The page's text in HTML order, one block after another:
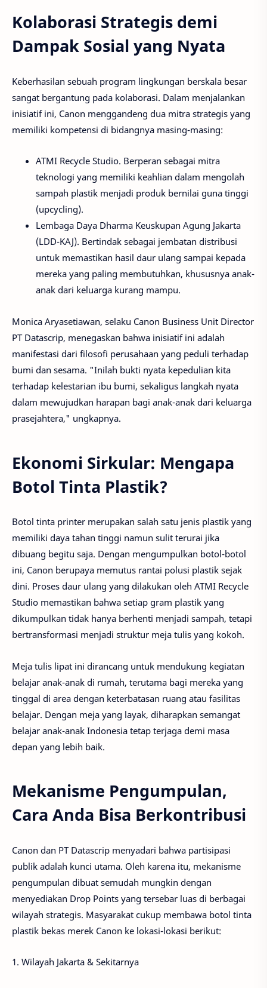
Kolaborasi Strategis demi
Dampak Sosial yang Nyata
Keberhasilan sebuah program lingkungan berskala besar
sangat bergantung pada kolaborasi. Dalam menjalankan
inisiatif ini, Canon menggandeng dua mitra strategis yang
memiliki kompetensi di bidangnya masing-masing:
ATMI Recycle Studio. Berperan sebagai mitra
teknologi yang memiliki keahlian dalam mengolah
sampah plastik menjadi produk bernilai guna tinggi
(upcycling).
Lembaga Daya Dharma Keuskupan Agung Jakarta
(LDD-KAJ). Bertindak sebagai jembatan distribusi
untuk memastikan hasil daur ulang sampai kepada
mereka yang paling membutuhkan, khususnya anak-
anak dari keluarga kurang mampu.
Monica Aryasetiawan, selaku Canon Business Unit Director
PT Datascrip, menegaskan bahwa inisiatif ini adalah
manifestasi dari filosofi perusahaan yang peduli terhadap
bumi dan sesama. "Inilah bukti nyata kepedulian kita
terhadap kelestarian ibu bumi, sekaligus langkah nyata
dalam mewujudkan harapan bagi anak-anak dari keluarga
prasejahtera," ungkapnya.
Ekonomi Sirkular: Mengapa
Botol Tinta Plastik?
Botol tinta printer merupakan salah satu jenis plastik yang
memiliki daya tahan tinggi namun sulit terurai jika
dibuang begitu saja. Dengan mengumpulkan botol-botol
ini, Canon berupaya memutus rantai polusi plastik sejak
dini. Proses daur ulang yang dilakukan oleh ATMI Recycle
Studio memastikan bahwa setiap gram plastik yang
dikumpulkan tidak hanya berhenti menjadi sampah, tetapi
bertransformasi menjadi struktur meja tulis yang kokoh.
Meja tulis lipat ini dirancang untuk mendukung kegiatan
belajar anak-anak di rumah, terutama bagi mereka yang
tinggal di area dengan keterbatasan ruang atau fasilitas
belajar. Dengan meja yang layak, diharapkan semangat
belajar anak-anak Indonesia tetap terjaga demi masa
depan yang lebih baik.
Mekanisme Pengumpulan,
Cara Anda Bisa Berkontribusi
Canon dan PT Datascrip menyadari bahwa partisipasi
publik adalah kunci utama. Oleh karena itu, mekanisme
pengumpulan dibuat semudah mungkin dengan
menyediakan Drop Points yang tersebar luas di berbagai
wilayah strategis. Masyarakat cukup membawa botol tinta
plastik bekas merek Canon ke lokasi-lokasi berikut:
1. Wilayah Jakarta & Sekitarnya